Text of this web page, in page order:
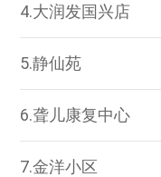
4.大润发国兴店
5.静仙苑
6.聋儿康复中心
7.金洋小区